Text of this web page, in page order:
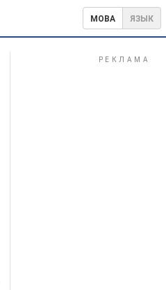
МОВА ЯЗЫК